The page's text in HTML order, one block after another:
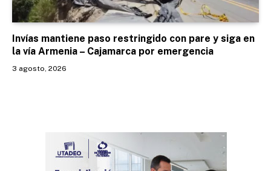
Invías mantiene paso restringido con pare y siga en
la vía Armenia – Cajamarca por emergencia
3 agosto, 2026